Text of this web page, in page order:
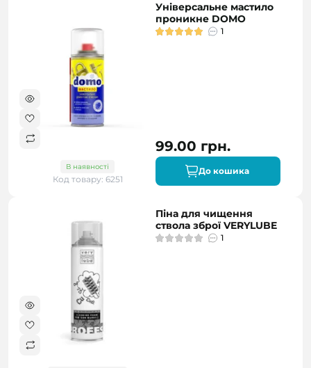
В наявності
Код товару: 6251
Універсальне мастило
проникне DOMO
1
99.00 грн.
До кошика
Піна для чищення
ствола зброї VERYLUBE
1